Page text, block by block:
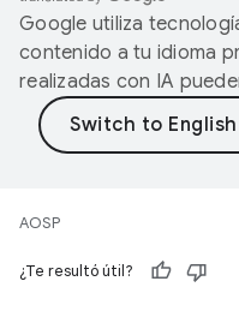
Google utiliza
contenido a tu idioma
realizadas con IA
AOSP
¿Te resultó útil?